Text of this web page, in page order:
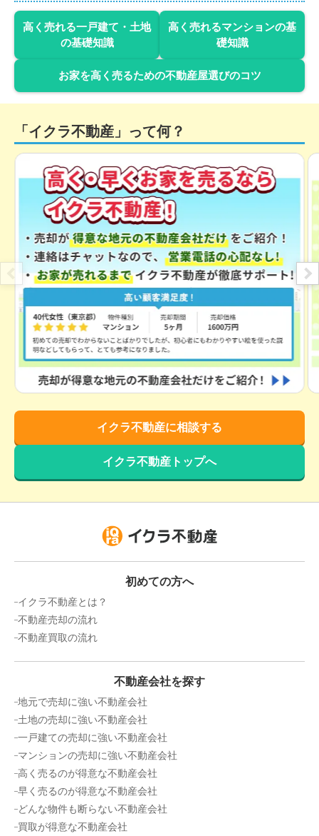
状態:更地 土地面積:121㎡
1,600 万円 2021年6月
状態:更地 土地面積:226㎡
1,800万円 2021年5月
福岡県北九州市八幡西区南鷹見町
状態:更地 土地面積:293㎡
1,900万円 2021年4月
福岡県北九州市八幡西区楠木二丁目
状態:古家あり 土地面積:278㎡
1,400 万円
福岡県北九州市八幡西区永犬丸西町二丁目
1,300万円
状態:古家あり
高く売れる一戸建て・土地
の基礎知識
高く売れるマンションの基
礎知識
お家を高く売るための不動産屋選びのコツ
「イクラ不動産」って何？
イクラ不動産に相談する
イクラ不動産トップへ
初めての方へ
イクラ不動産とは？
不動産売却の流れ
不動産買取の流れ
不動産会社を探す
地元で売却に強い不動産会社
土地の売却に強い不動産会社
一戸建ての売却に強い不動産会社
マンションの売却に強い不動産会社
高く売るのが得意な不動産会社
早く売るのが得意な不動産会社
どんな物件も断らない不動産会社
買取が得意な不動産会社